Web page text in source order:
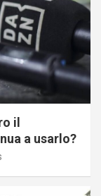
il
a usarlo?